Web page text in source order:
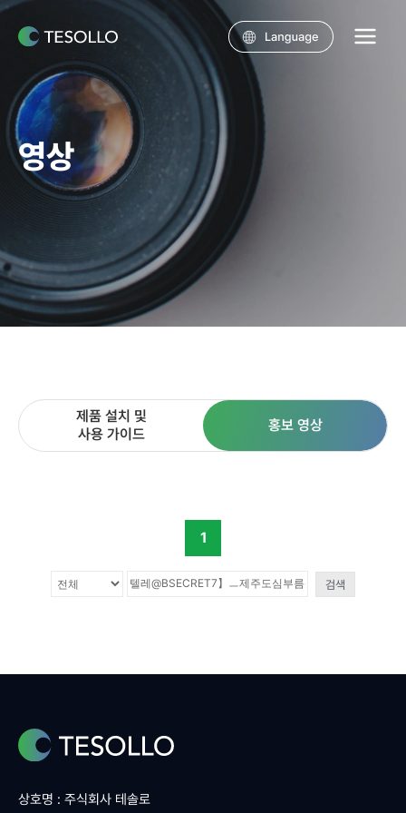
콘텐츠로
건너뛰기
영상
제품 설치 및
사용 가이드
홍보 영상
1
검색
상호명 : 주식회사 테솔로